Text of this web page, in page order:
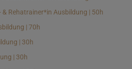
Rehatrainer*in Ausbildung | 50h
| 70h
| 30h
| 30h